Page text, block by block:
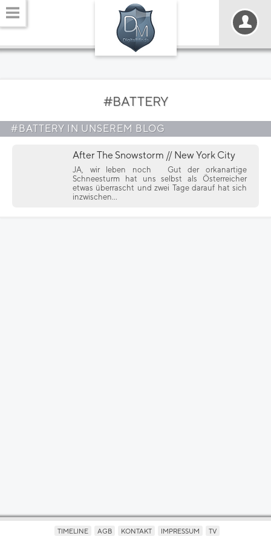
#BATTERY
#BATTERY IN UNSEREM BLOG
After The Snowstorm // New York City
JA, wir leben noch
Gut der orkanartige
Schneesturm hat uns selbst als Österreicher
etwas überrascht und zwei Tage darauf hat sich
inzwischen...
TIMELINE AGB KONTAKT IMPRESSUM TV